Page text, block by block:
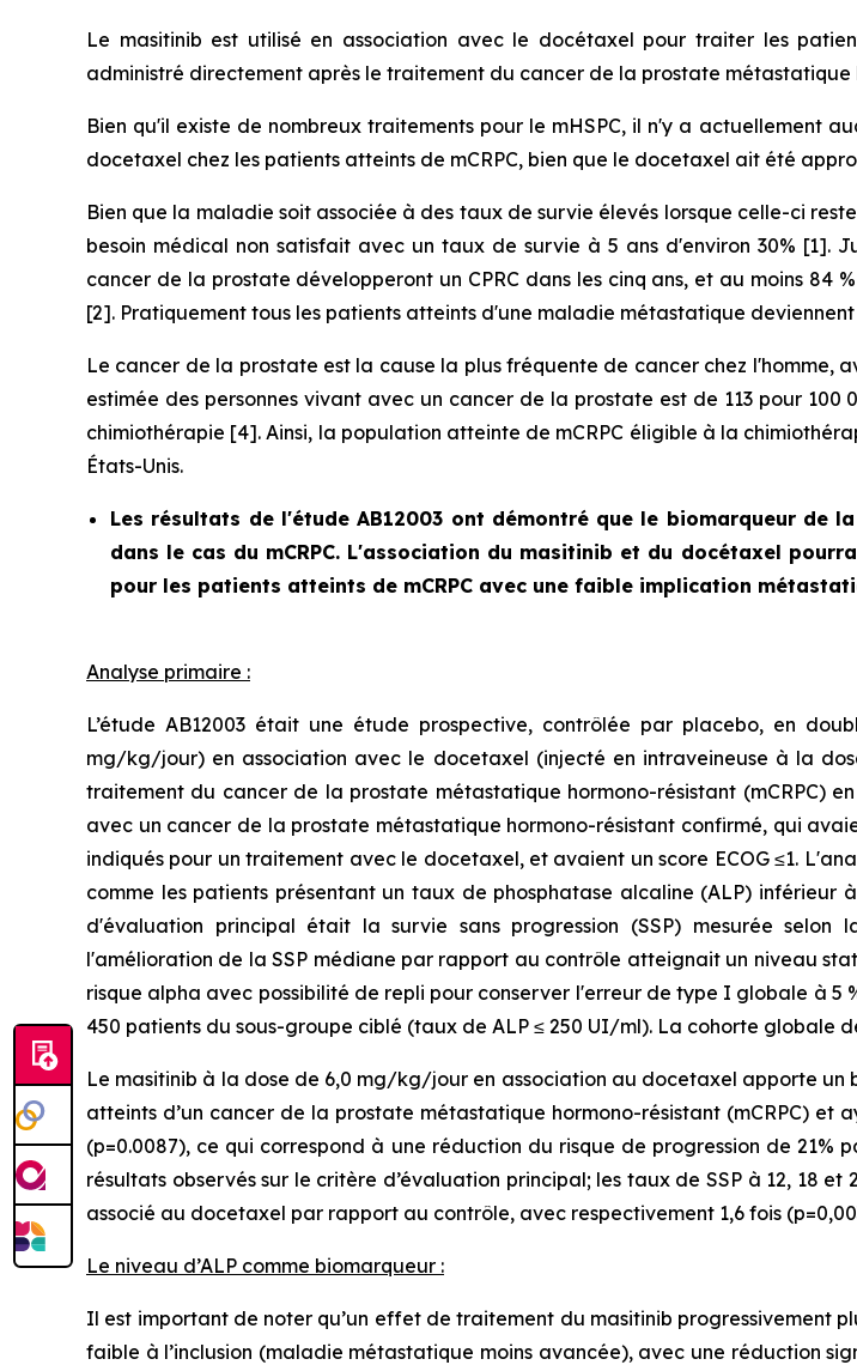
Le masitinib est utilisé en association avec le docétaxel pour traiter les
administré directement après le traitement du cancer de la prostate métastatique
Bien qu'il existe de nombreux traitements pour le mHSPC, il n'y a actuellement
docetaxel chez les patients atteints de mCRPC, bien que le docetaxel ait été
Bien que la maladie soit associée à des taux de survie élevés lorsque celle-ci
besoin médical non satisfait avec un taux de survie à 5 ans d'environ 30% [1].
cancer de la prostate développeront un CPRC dans les cinq ans, et au moins 84
[2]. Pratiquement tous les patients atteints d'une maladie métastatique
Le cancer de la prostate est la cause la plus fréquente de cancer chez l'homme,
estimée des personnes vivant avec un cancer de la prostate est de 113 pour
chimiothérapie [4]. Ainsi, la population atteinte de mCRPC éligible à la
États-Unis.
Les résultats de l'étude AB12003 ont démontré que le biomarqueur de
dans le cas du mCRPC. L'association du masitinib et du docétaxel
pour les patients atteints de mCRPC avec une faible implication
Analyse primaire :
L’étude AB12003 était une étude prospective, contrôlée par placebo, en
mg/kg/jour) en association avec le docetaxel (injecté en intraveineuse à la
traitement du cancer de la prostate métastatique hormono-résistant (mCRPC)
avec un cancer de la prostate métastatique hormono-résistant confirmé, qui
indiqués pour un traitement avec le docetaxel, et avaient un score ECOG ≤1.
comme les patients présentant un taux de phosphatase alcaline (ALP)
d'évaluation principal était la survie sans progression (SSP) mesurée
l'amélioration de la SSP médiane par rapport au contrôle atteignait un niveau
risque alpha avec possibilité de repli pour conserver l'erreur de type I globale à
450 patients du sous-groupe ciblé (taux de ALP ≤ 250 UI/ml). La cohorte globale
Le masitinib à la dose de 6,0 mg/kg/jour en association au docetaxel apporte un
atteints d’un cancer de la prostate métastatique hormono-résistant (mCRPC)
(p=0.0087), ce qui correspond à une réduction du risque de progression de
résultats observés sur le critère d’évaluation principal; les taux de SSP à 12, 18
associé au docetaxel par rapport au contrôle, avec respectivement 1,6 fois
Le niveau d’ALP comme biomarqueur :
Il est important de noter qu’un effet de traitement du masitinib progressivement
faible à l’inclusion (maladie métastatique moins avancée), avec une réduction